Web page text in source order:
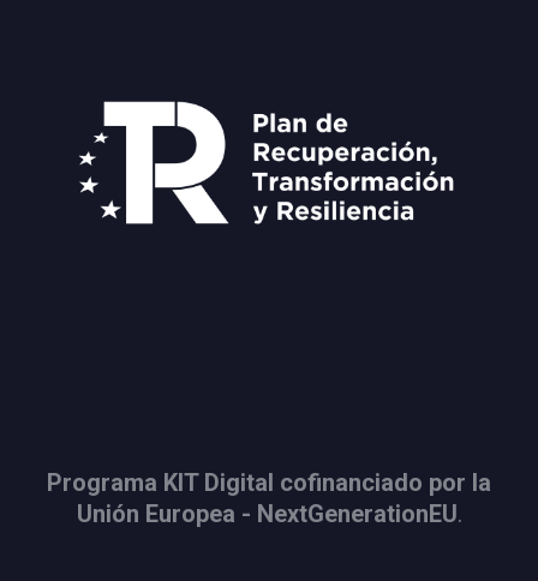
Programa KIT Digital cofinanciado por la
Unión Europea - NextGenerationEU.